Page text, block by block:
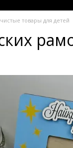
товары для детей